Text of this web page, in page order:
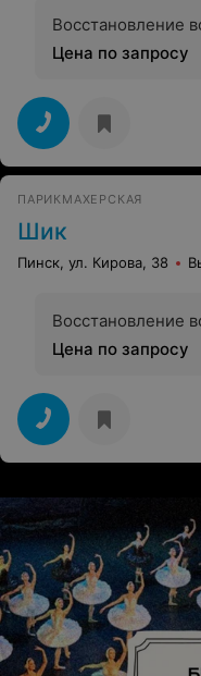
Восстановление
Цена по запросу
ПАРИКМАХЕРСКАЯ
Шик
Пинск, ул. Кирова, 38
Восстановление
Цена по запросу